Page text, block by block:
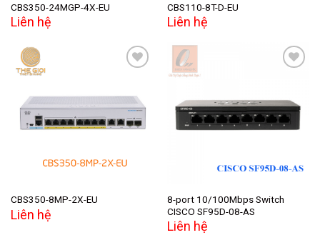
CBS350-24MGP-4X-EU
Liên hệ
CBS110-8T-D-EU
Liên hệ
Add to
wishlist
CBS350-8MP-2X-EU
Liên hệ
Add to
wishlist
8-port 10/100Mbps Switch
CISCO SF95D-08-AS
Liên hệ